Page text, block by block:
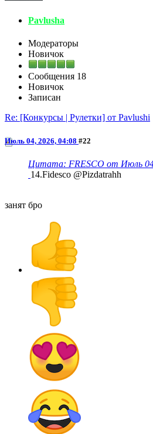
Pavlusha
Модераторы
Новичок
Сообщения 18
Новичок
Записан
Re: [Конкурсы | Рулетки] от Pavlushi
Июль 04, 2026, 04:08 #22
Цитата: FRESCO от Июль
14.Fidesco @Pizdatrahh
занят бро